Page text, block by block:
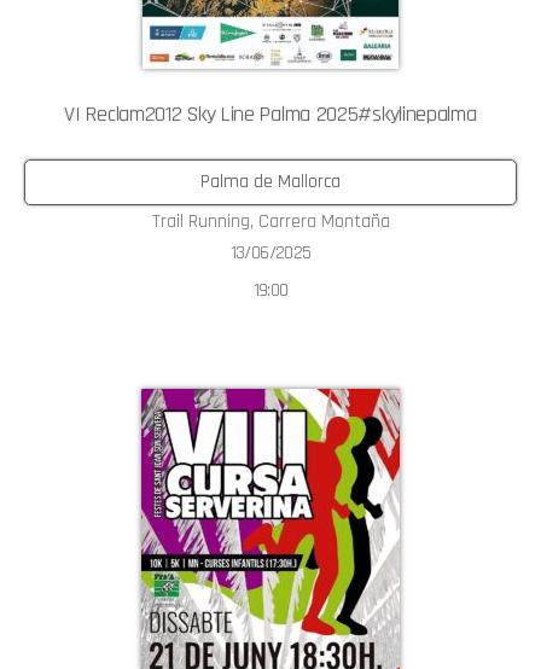
VI Reclam2012 Sky Line Palma 2025#skylinepalma
Palma de Mallorca
Trail Running, Carrera Montaña
13/06/2025
19:00